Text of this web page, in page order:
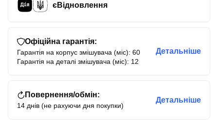
єВідновлення
Офіційна гарантія:
Гарантія на корпус змішувача (міс): 60
Гарантія на деталі змішувача (міс): 12
Детальніше
Повернення/обмін:
14 днів (не рахуючи дня покупки)
Детальніше